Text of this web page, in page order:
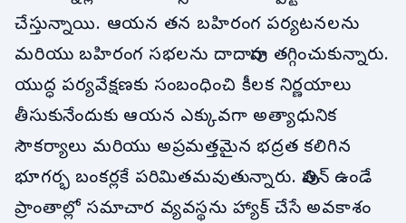
చేస్తున్నాయి. ఆయన తన బహిరంగ పర్యటనలను
మరియు బహిరంగ సభలను దాదాపుగా తగ్గించుకున్నారు.
యుద్ధ పర్యవేక్షణకు సంబంధించి కీలక నిర్ణయాలు
తీసుకునేందుకు ఆయన ఎక్కువగా అత్యాధునిక
సౌకర్యాలు మరియు అప్రమత్తమైన భద్రత కలిగిన
భూగర్భ బంకర్లకే పరిమితమవుతున్నారు. పుతిన్ ఉండే
ప్రాంతాల్లో సమాచార వ్యవస్థను హ్యాక్ చేసే అవకాశం